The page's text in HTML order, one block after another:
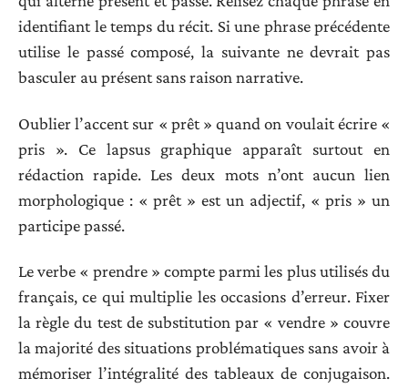
identifiant le temps du récit. Si une phrase précédente
utilise le passé composé, la suivante ne devrait pas
basculer au présent sans raison narrative.
Oublier l’accent sur « prêt » quand on voulait écrire «
pris ». Ce lapsus graphique apparaît surtout en
rédaction rapide. Les deux mots n’ont aucun lien
morphologique : « prêt » est un adjectif, « pris » un
participe passé.
Le verbe « prendre » compte parmi les plus utilisés du
français, ce qui multiplie les occasions d’erreur. Fixer
la règle du test de substitution par « vendre » couvre
la majorité des situations problématiques sans avoir à
mémoriser l’intégralité des tableaux de conjugaison.